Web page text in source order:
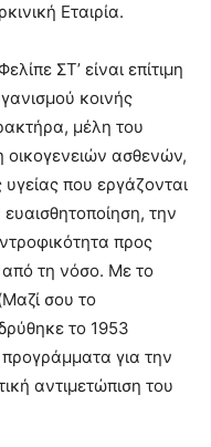
Εταιρία.
ΣΤ’ είναι επίτιμη
κοινής
μέλη του
οικογενειών ασθενών,
υγείας που εργάζονται
την
προς
τη νόσο. Με το
σου το
το 1953
για την
αντιμετώπιση του